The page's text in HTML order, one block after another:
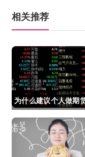
相关推荐
为什么建议个人做期
什么建议个人做期货